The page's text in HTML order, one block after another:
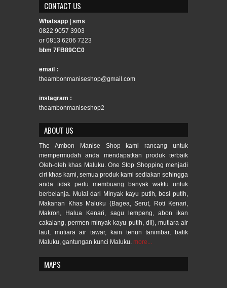
CONTACT US
Whatsapp | sms
0822 9057 3903
or 0813 6206 7223
bbm 7FB89CC0
email :
theambonmaniseshop@gmail.com
instagram :
theambonmaniseshop2
ABOUT US
The Ambon Manise Shop kami rancang untuk
mempermudah anda mendapatkan produk terbaik
Oleh-oleh khas Maluku. One Stop Shopping menjadi
ciri khas kami, semua produk kami sediakan sehingga
anda tidak perlu membuang banyak waktu untuk
berbelanja. Mulai dari Minyak kayu putih, besi putih,
Makanan Khas Maluku (Bagea, Serut, Roti Kenari,
Makron, Halua Kenari, sagu lempeng, abon ikan
cakalang, permen minyak kayu putih, dll), mutiara air
laut, mutiara air tawar, kain tenun tanimbar, batik
Maluku, gantungan kunci Maluku. more...
MAPS